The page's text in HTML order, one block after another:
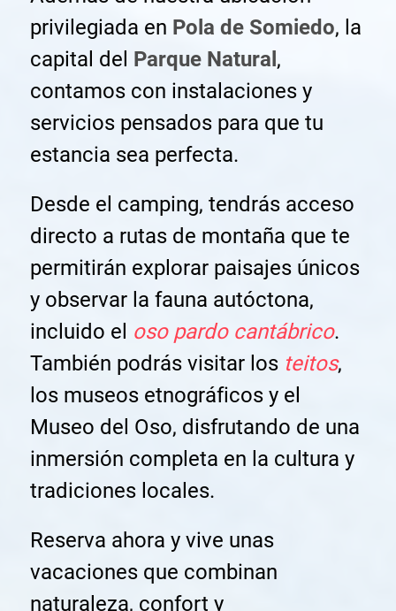
privilegiada en Pola de Somiedo, la
capital del Parque Natural ,
contamos con instalaciones y
servicios pensados para que tu
estancia sea perfecta.
Desde el camping, tendrás acceso
directo a rutas de montaña que te
permitirán explorar paisajes únicos
y observar la fauna autóctona,
incluido el oso pardo cantábrico.
También podrás visitar los teitos,
los museos etnográficos y el
Museo del Oso, disfrutando de una
inmersión completa en la cultura y
tradiciones locales.
Reserva ahora y vive unas
vacaciones que combinan
naturaleza, confort y